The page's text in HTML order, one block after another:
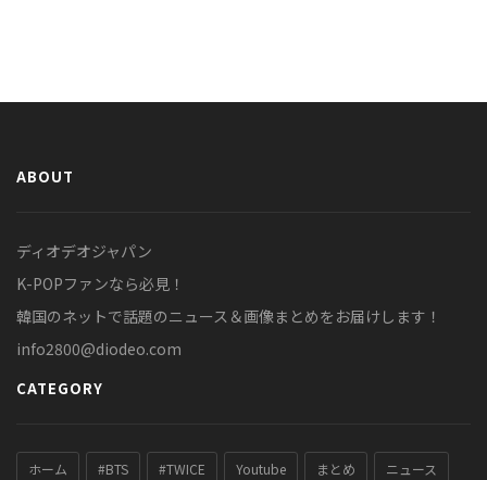
ABOUT
ディオデオジャパン
K-POPファンなら必見！
韓国のネットで話題のニュース＆画像まとめをお届けします！
info2800@diodeo.com
CATEGORY
ホーム #BTS #TWICE Youtube まとめ ニュース